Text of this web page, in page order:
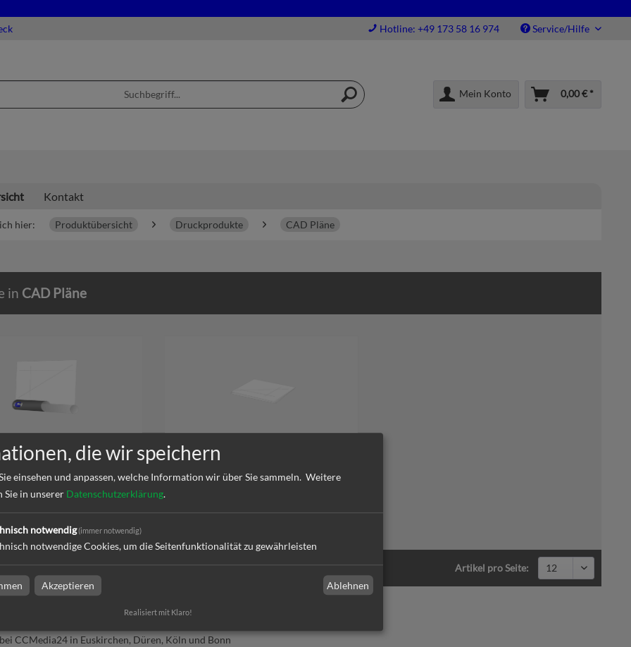
Hotline: +49 173 58 16 974 Service/Hilfe
Mein Konto 0,00 € *
Kontakt
hier: Produktübersicht Druckprodukte CAD Pläne
in CAD Pläne
auf Rolle
CAD-Pläne gefaltet auf DIN A4 mit
Abheftstreifen
Artikel pro Seite:
CCMedia24 in Euskirchen, Düren, Köln und Bonn
die wir speichern
einsehen und anpassen, welche Information wir über Sie sammeln. Weitere
Sie in unserer Datenschutzerklärung.
notwendig(immer notwendig)
notwendige Cookies, um die Seitenfunktionalität zu gewährleisten
Akzeptieren Ablehnen
Realisiert mit Klaro!